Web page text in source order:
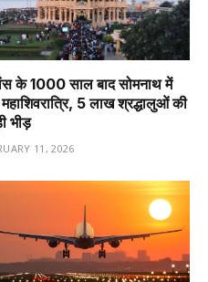
के 1000 साल बाद सोमनाथ में
5 लाख श्रद्धालुओं की
भीड़
11, 2026